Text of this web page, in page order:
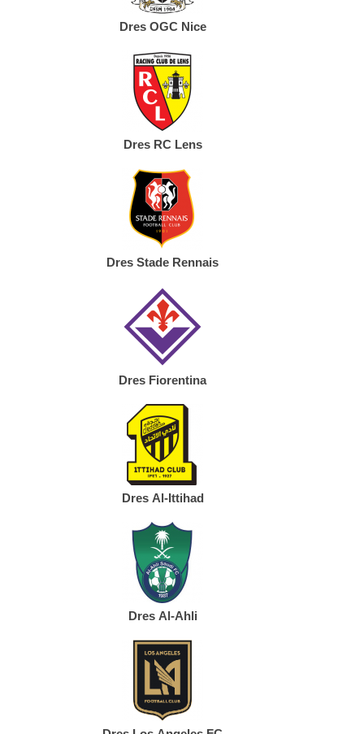
Dres OGC Nice
Dres RC Lens
Dres Stade Rennais
Dres Fiorentina
Dres Al-Ittihad
Dres Al-Ahli